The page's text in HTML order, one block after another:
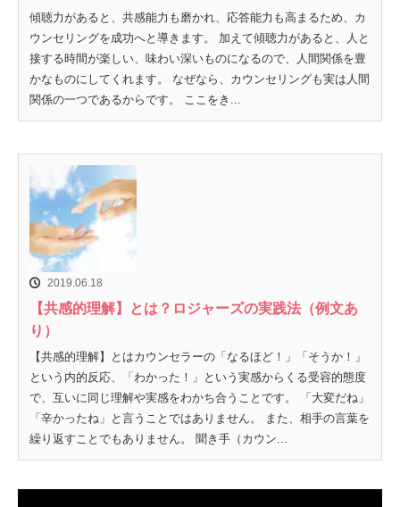
傾聴力があると、共感能力も磨かれ、応答能力も高まるため、カ
ウンセリングを成功へと導きます。 加えて傾聴力があると、人と
接する時間が楽しい、味わい深いものになるので、人間関係を豊
かなものにしてくれます。 なぜなら、カウンセリングも実は人間
関係の一つであるからです。 ここをき...
2019.06.18
【共感的理解】とは？ロジャーズの実践法（例文あ
り）
【共感的理解】とはカウンセラーの「なるほど！」「そうか！」
という内的反応、「わかった！」という実感からくる受容的態度
で、互いに同じ理解や実感をわかち合うことです。 「大変だね」
「辛かったね」と言うことではありません。 また、相手の言葉を
繰り返すことでもありません。 聞き手（カウン...